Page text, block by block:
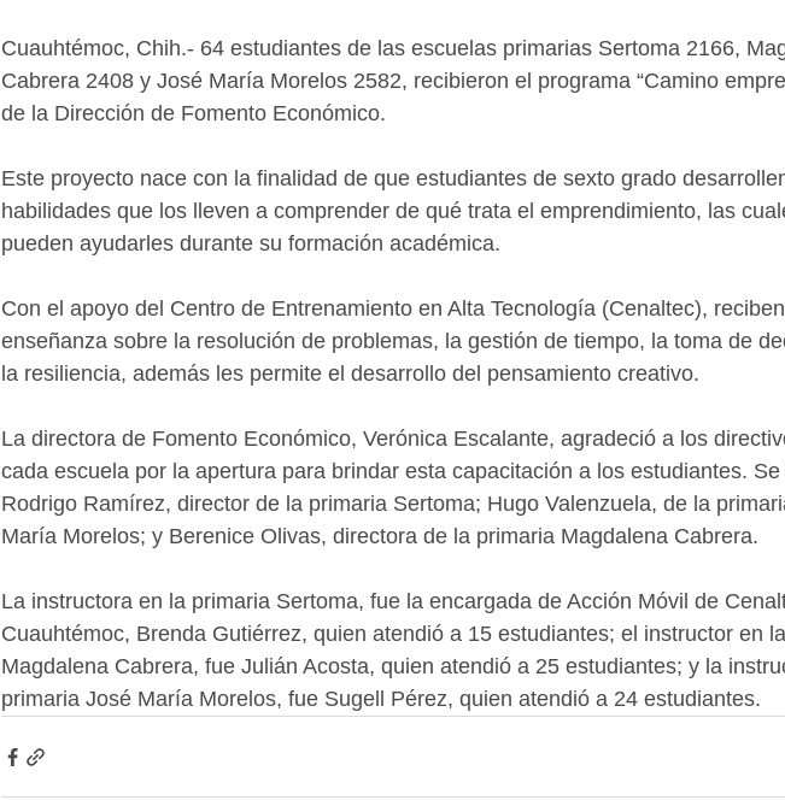
Cuauhtémoc, Chih.- 64 estudiantes de las escuelas primarias Sertoma 2166,
Cabrera 2408 y José María Morelos 2582, recibieron el programa “Camino
de la Dirección de Fomento Económico.
Este proyecto nace con la finalidad de que estudiantes de sexto grado
habilidades que los lleven a comprender de qué trata el emprendimiento, las
pueden ayudarles durante su formación académica.
Con el apoyo del Centro de Entrenamiento en Alta Tecnología (Cenaltec), reciben
enseñanza sobre la resolución de problemas, la gestión de tiempo, la toma de
la resiliencia, además les permite el desarrollo del pensamiento creativo.
La directora de Fomento Económico, Verónica Escalante, agradeció a los
cada escuela por la apertura para brindar esta capacitación a los estudiantes.
Rodrigo Ramírez, director de la primaria Sertoma; Hugo Valenzuela, de la
María Morelos; y Berenice Olivas, directora de la primaria Magdalena Cabrera.
La instructora en la primaria Sertoma, fue la encargada de Acción Móvil de
Cuauhtémoc, Brenda Gutiérrez, quien atendió a 15 estudiantes; el instructor en
Magdalena Cabrera, fue Julián Acosta, quien atendió a 25 estudiantes; y la
primaria José María Morelos, fue Sugell Pérez, quien atendió a 24 estudiantes.